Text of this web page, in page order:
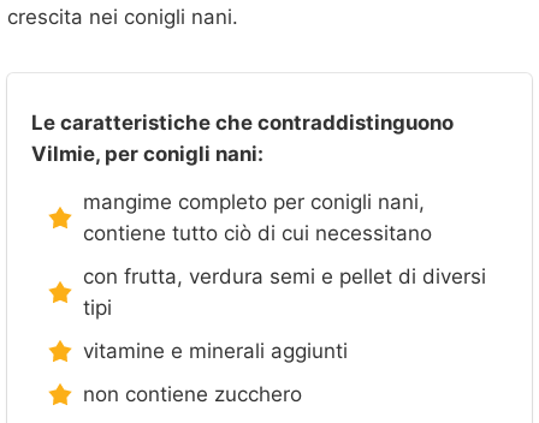
crescita nei conigli nani.
Le caratteristiche che contraddistinguono
Vilmie, per conigli nani:
mangime completo per conigli nani,
contiene tutto ciò di cui necessitano
con frutta, verdura semi e pellet di diversi
tipi
vitamine e minerali aggiunti
non contiene zucchero